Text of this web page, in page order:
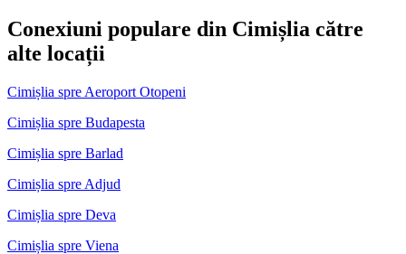
Conexiuni populare din Cimișlia către
alte locații
Cimișlia spre Aeroport Otopeni
Cimișlia spre Budapesta
Cimișlia spre Barlad
Cimișlia spre Adjud
Cimișlia spre Deva
Cimișlia spre Viena